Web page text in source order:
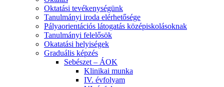
Oktatási tevékenységünk
Tanulmányi iroda elérhetősége
Pályaorientációs látogatás középiskolásoknak
Tanulmányi felelősök
Okatatási helyiségek
Graduális képzés
Sebészet – ÁOK
Klinikai munka
IV. évfolyam